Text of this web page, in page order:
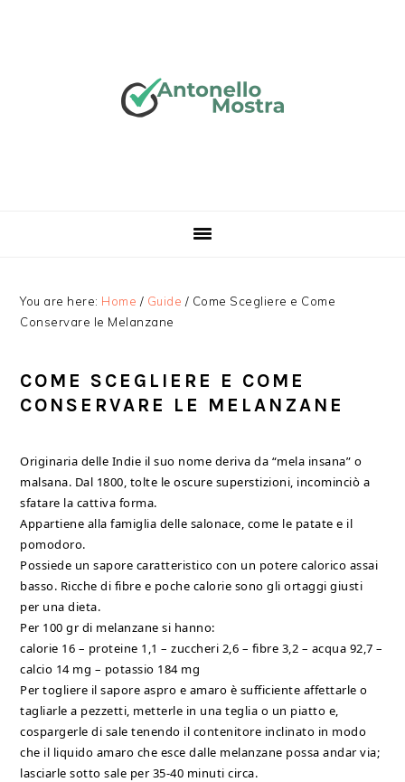
You are here: Home / Guide / Come Scegliere e Come
Conservare le Melanzane
COME SCEGLIERE E COME
CONSERVARE LE MELANZANE
Originaria delle Indie il suo nome deriva da “mela insana” o
malsana. Dal 1800, tolte le oscure superstizioni, incominciò a
sfatare la cattiva forma.
Appartiene alla famiglia delle salonace, come le patate e il
pomodoro.
Possiede un sapore caratteristico con un potere calorico assai
basso. Ricche di fibre e poche calorie sono gli ortaggi giusti
per una dieta.
Per 100 gr di melanzane si hanno:
calorie 16 – proteine 1,1 – zuccheri 2,6 – fibre 3,2 – acqua 92,7 –
calcio 14 mg – potassio 184 mg
Per togliere il sapore aspro e amaro è sufficiente affettarle o
tagliarle a pezzetti, metterle in una teglia o un piatto e,
cospargerle di sale tenendo il contenitore inclinato in modo
che il liquido amaro che esce dalle melanzane possa andar via;
lasciarle sotto sale per 35-40 minuti circa.